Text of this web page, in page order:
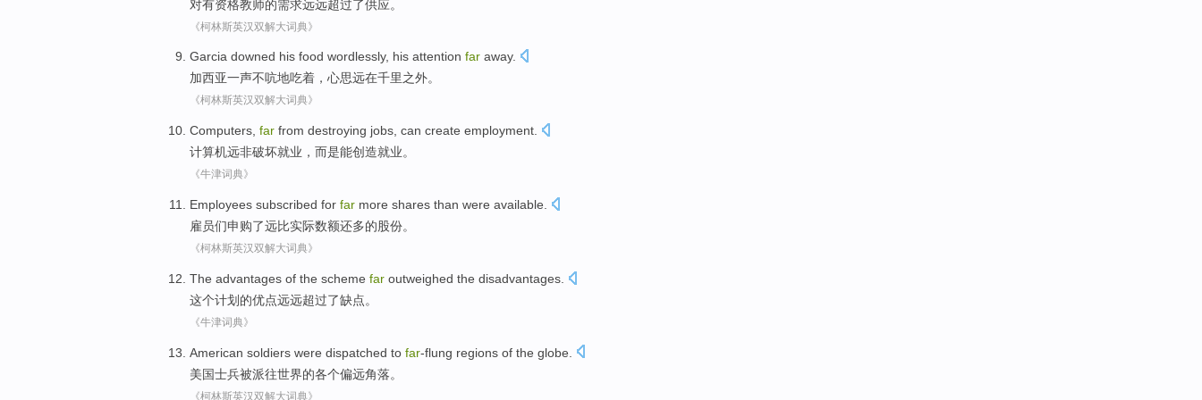
对有资格教师的需求远远超过了供应。
《柯林斯英汉双解大词典》
Garcia downed his food wordlessly, his attention far away.
加西亚一声不吭地吃着， 心思远在千里之外。
《柯林斯英汉双解大词典》
Computers far from destroying jobs can create employment
计算机远非破坏就业 ，而是能创造就业。
《牛津词典》
Employees subscribed for far more shares than were available.
雇员们申购了远比实际数额还多的股份。
《柯林斯英汉双解大词典》
The advantages of the scheme far outweighed the disadvantages
这个计划 的优点远远超过了缺点。
《牛津词典》
American soldiers were dispatched to far-flung regions of the globe
美国士兵被派往世界的各个偏远角落。
《柯林斯英汉双解大词典》